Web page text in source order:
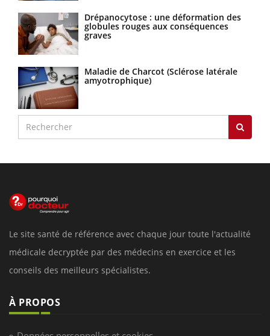
Drépanocytose : une déformation des
globules rouges aux conséquences
graves
Maladie de Charcot (Sclérose latérale
amyotrophique)
Le site santé de référence avec chaque jour toute l'actualité
médicale decryptée par des médecins en exercice et les
conseils des meilleurs spécialistes.
À PROPOS